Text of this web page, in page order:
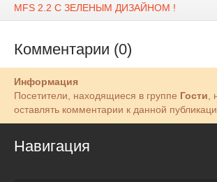
MFS 2.2 С ЗЕЛЕНЫМ ДИЗАЙНОМ !
Комментарии (0)
Информация
Посетители, находящиеся в группе Гости,
оставлять комментарии к данной
Навигация